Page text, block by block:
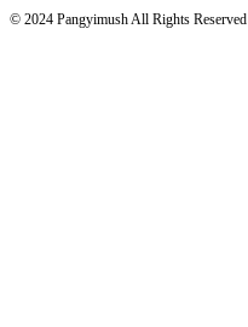
© 2024 Pangyimush All Rights Reserved